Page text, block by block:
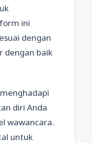
ini
dengan
dengan baik
diri Anda
wawancara.
untuk